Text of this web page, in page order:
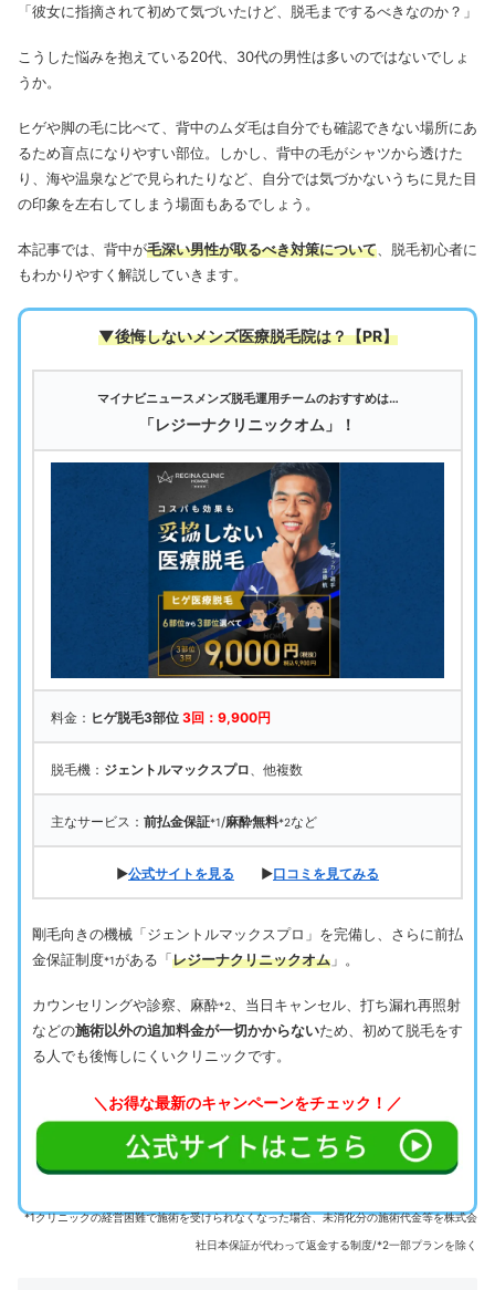
「彼女に指摘されて初めて気づいたけど、脱毛までするべきなのか？」
こうした悩みを抱えている20代、30代の男性は多いのではないでしょ
うか。
ヒゲや脚の毛に比べて、背中のムダ毛は自分でも確認できない場所にあ
るため盲点になりやすい部位。しかし、背中の毛がシャツから透けた
り、海や温泉などで見られたりなど、自分では気づかないうちに見た目
の印象を左右してしまう場面もあるでしょう。
本記事では、背中が毛深い男性が取るべき対策について 、脱毛初心者に
もわかりやすく解説していきます。
▼後悔しないメンズ医療脱毛院は？【PR】
マイナビニュースメンズ脱毛運用チームのおすすめは…
「レジーナクリニックオム」！
料金： ヒゲ脱毛3部位 3回：9,900円
脱毛機： ジェントルマックスプロ、他複数
主なサービス： 前払金保証*1/麻酔無料*2など
▶公式サイトを見る ▶口コミを見てみる
剛毛向きの機械「ジェントルマックスプロ」を完備し、さらに前払
金保証制度*1がある「レジーナクリニックオム 」。
カウンセリングや診察、麻酔*2
、当日キャンセル、打ち漏れ再照射
などの施術以外の追加料金が一切かからないため、初めて脱毛をす
る人でも後悔しにくいクリニックです。
＼お得な最新のキャンペーンをチェック！／
*1クリニックの経営困難で施術を受けられなくなった場合、未消化分の施術代金等を株式会
社日本保証が代わって返金する制度/*2一部プランを除く